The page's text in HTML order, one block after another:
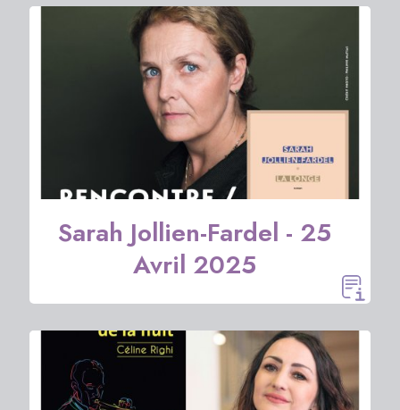
Sarah Jollien-Fardel - 25
Avril 2025